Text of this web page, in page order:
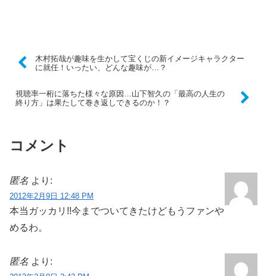
木村拓哉が趣味を生かして宝くじの新イメージキャラクター
に就任！いったい、どんな趣味が…？
視聴率一桁に落ちた様々な原因…山下智久の「最高の人生の
終り方」は果たして巻き返しできるのか！？
コメント
匿名 より:
2012年2月9日 12:48 PM
本当ガッカリ!!今までついてきたけどもうファンや
めるわ。
匿名 より: